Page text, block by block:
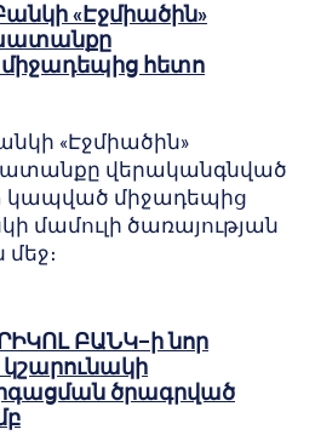
«Էջմիածին»
հետո
«Էջմիածին»
կապված միջադեպից
մամուլի ծառայության
ԲԱՆԿ–ի նոր
կշարունակի
ծրագրված